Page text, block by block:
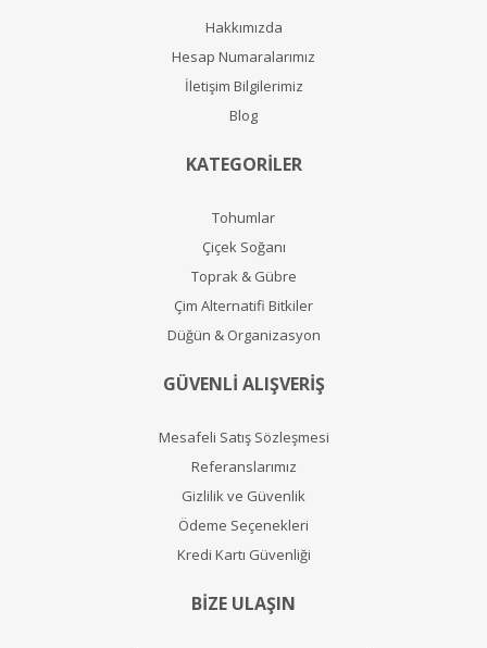
Hakkımızda
Hesap Numaralarımız
İletişim Bilgilerimiz
Blog
KATEGORİLER
Tohumlar
Çiçek Soğanı
Toprak & Gübre
Çim Alternatifi Bitkiler
Düğün & Organizasyon
GÜVENLİ ALIŞVERİŞ
Mesafeli Satış Sözleşmesi
Referanslarımız
Gizlilik ve Güvenlik
Ödeme Seçenekleri
Kredi Kartı Güvenliği
BİZE ULAŞIN